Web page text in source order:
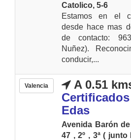
Catolico, 5-6
Estamos en el
desde hace mas
de contacto:
Nuñez).
conducir,...
Valencia
A 0.51
Edas
Avenida Barón
47 , 2º , 3ª ( junto